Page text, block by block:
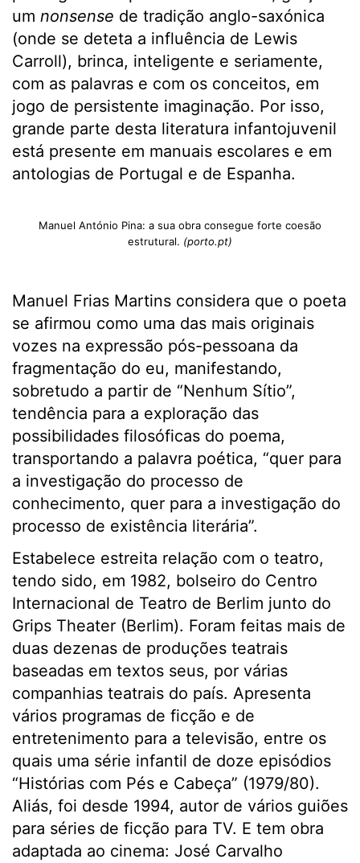
um nonsense de tradição anglo-saxónica
(onde se deteta a influência de Lewis
Carroll), brinca, inteligente e seriamente,
com as palavras e com os conceitos, em
jogo de persistente imaginação. Por isso,
grande parte desta literatura infantojuvenil
está presente em manuais escolares e em
antologias de Portugal e de Espanha.
Manuel António Pina: a sua obra consegue forte coesão
estrutural. (porto.pt)
Manuel Frias Martins considera que o poeta
se afirmou como uma das mais originais
vozes na expressão pós-pessoana da
fragmentação do eu, manifestando,
sobretudo a partir de “Nenhum Sítio”,
tendência para a exploração das
possibilidades filosóficas do poema,
transportando a palavra poética, “quer para
a investigação do processo de
conhecimento, quer para a investigação do
processo de existência literária”.
Estabelece estreita relação com o teatro,
tendo sido, em 1982, bolseiro do Centro
Internacional de Teatro de Berlim junto do
Grips Theater (Berlim). Foram feitas mais de
duas dezenas de produções teatrais
baseadas em textos seus, por várias
companhias teatrais do país. Apresenta
vários programas de ficção e de
entretenimento para a televisão, entre os
quais uma série infantil de doze episódios
“Histórias com Pés e Cabeça” (1979/80).
Aliás, foi desde 1994, autor de vários guiões
para séries de ficção para TV. E tem obra
adaptada ao cinema: José Carvalho